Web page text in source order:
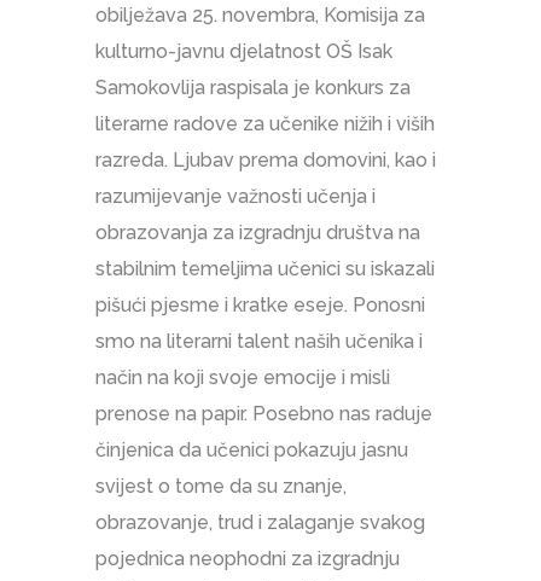
obilježava 25. novembra, Komisija za
kulturno-javnu djelatnost OŠ Isak
Samokovlija raspisala je konkurs za
literarne radove za učenike nižih i viših
razreda. Ljubav prema domovini, kao i
razumijevanje važnosti učenja i
obrazovanja za izgradnju društva na
stabilnim temeljima učenici su iskazali
pišući pjesme i kratke eseje. Ponosni
smo na literarni talent naših učenika i
način na koji svoje emocije i misli
prenose na papir. Posebno nas raduje
činjenica da učenici pokazuju jasnu
svijest o tome da su znanje,
obrazovanje, trud i zalaganje svakog
pojednica neophodni za izgradnju